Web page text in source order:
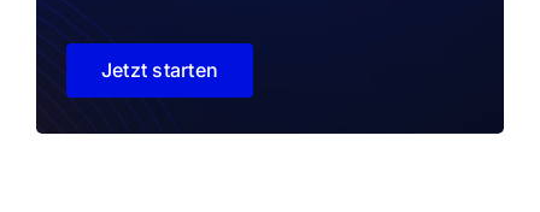
Jetzt starten